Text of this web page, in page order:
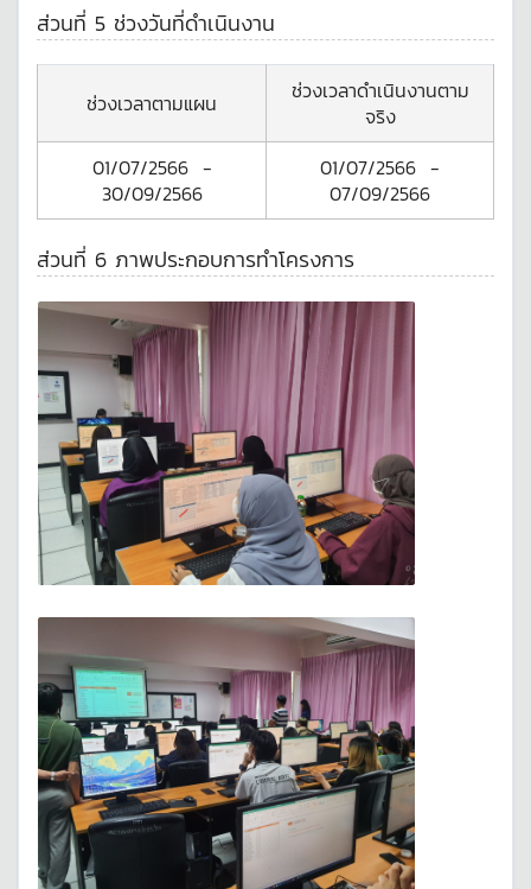
ส่วนที่ 5 ช่วงวันที่ดำเนินงาน
ช่วงเวลาตามแผน
ช่วงเวลาดำเนินงานตาม
จริง
01/07/2566-
30/09/2566
01/07/2566 -
07/09/2566
ส่วนที่ 6 ภาพประกอบการทำโครงการ